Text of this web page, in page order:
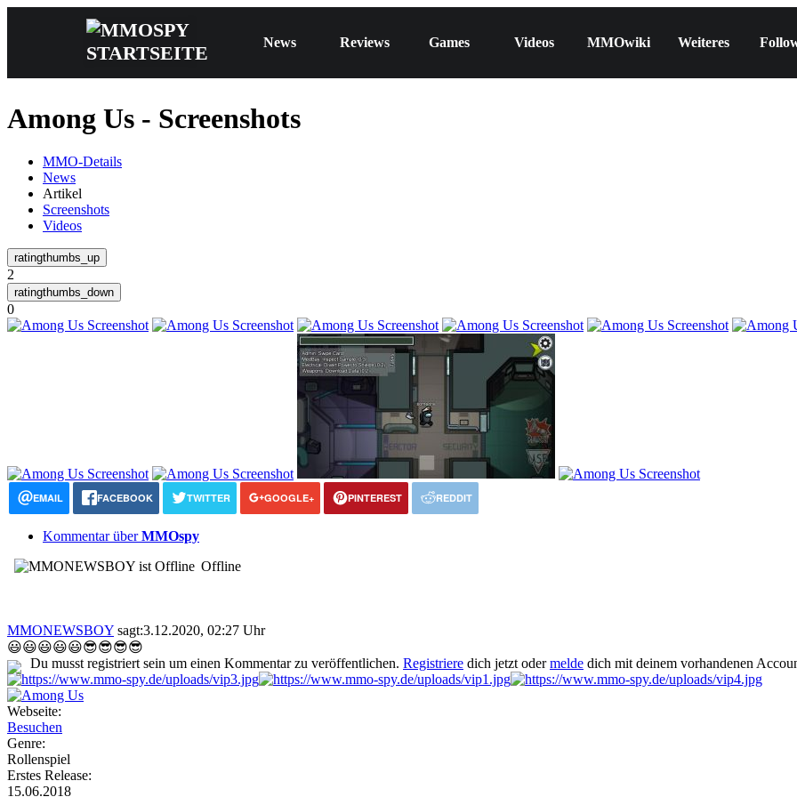
News Reviews Games Videos MMOwiki Weiteres
Among Us - Screenshots
MMO-Details
News
Artikel
Screenshots
Videos
2
0
EMAIL FACEBOOK TWITTER GOOGLE+ PINTEREST REDDIT
Kommentar überMMOspy
Offline
MMONEWSBOY sagt:3.12.2020, 02:27 Uhr
😃😃😃😃😃😎😎😎😎
Du musst registriert sein um einen Kommentar zu veröffentlichen. Registriere dich jetzt odermelde dich mit deinem vorhandenen
Webseite:
Besuchen
Genre:
Rollenspiel
Erstes Release:
15.06.2018